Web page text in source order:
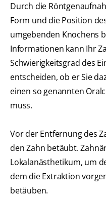
Durch die
Form und die Position
umgebenden Knochens
Informationen kann Ihr
Schwierigkeitsgrad des
entscheiden, ob er Sie
einen so genannten
muss.
Vor der Entfernung des
den Zahn betäubt.
Lokalanästhetikum, um
dem die Extraktion
betäuben.